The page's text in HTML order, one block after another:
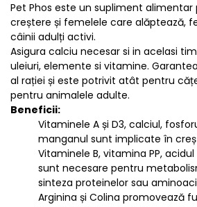
Pet Phos este un supliment alimentar
creștere și femelele care alăptează,
câinii adulți activi.
Asigura calciu necesar si in acelasi
uleiuri, elemente si vitamine.
al rației și este potrivit atât pentru
pentru animalele adulte.
Beneficii:
Vitaminele A și D3, calciul,
manganul sunt implicate în
Vitaminele B, vitamina PP,
sunt necesare pentru
sinteza proteinelor sau
Arginina și Colina promovează